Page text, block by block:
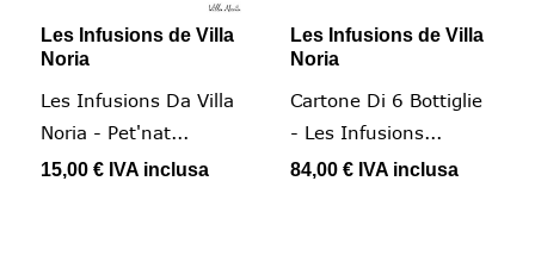
Les Infusions de Villa
Noria
Les Infusions Da Villa
Noria - Pet'nat...
15,00 € IVA inclusa
Les Infusions de Villa
Noria
Cartone Di 6 Bottiglie
- Les Infusions...
84,00 € IVA inclusa